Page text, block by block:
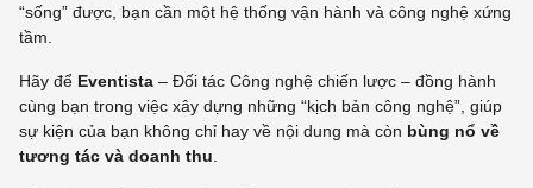
“sống” được, bạn cần một hệ thống vận hành và công nghệ xứng
tầm.
Hãy để Eventista – Đối tác Công nghệ chiến lược – đồng hành
cùng bạn trong việc xây dựng những “kịch bản công nghệ”, giúp
sự kiện của bạn không chỉ hay về nội dung mà còn bùng nổ về
tương tác và doanh thu